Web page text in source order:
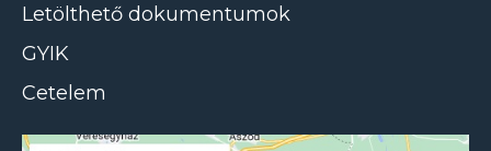
Letölthető dokumentumok
GYIK
Cetelem